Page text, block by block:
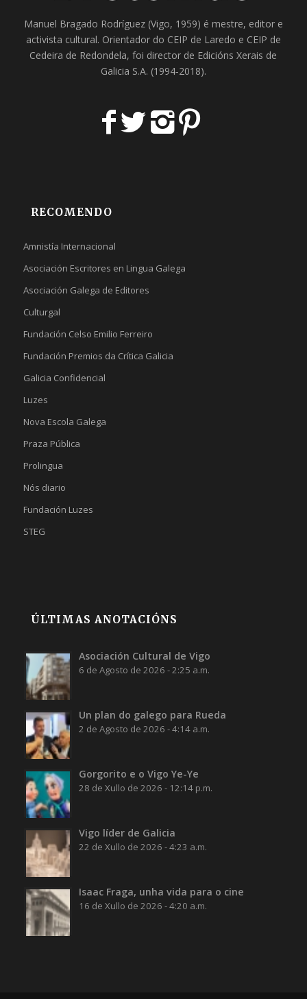
Manuel Bragado Rodríguez (Vigo, 1959) é mestre, editor e
activista cultural. Orientador do CEIP de Laredo e CEIP de
Cedeira de Redondela, foi director de Edicións Xerais de
Galicia S.A. (1994-2018).
RECOMENDO
Amnistía Internacional
Asociación Escritores en Lingua Galega
Asociación Galega de Editores
Culturgal
Fundación Celso Emilio Ferreiro
Fundación Premios da Crítica Galicia
Galicia Confidencial
Luzes
Nova Escola Galega
Praza Pública
Prolingua
Nós diario
Fundación Luzes
STEG
ÚLTIMAS ANOTACIÓNS
Asociación Cultural de Vigo
6 de Agosto de 2026 - 2:25 a.m.
Un plan do galego para Rueda
2 de Agosto de 2026 - 4:14 a.m.
Gorgorito e o Vigo Ye-Ye
28 de Xullo de 2026 - 12:14 p.m.
Vigo líder de Galicia
22 de Xullo de 2026 - 4:23 a.m.
Isaac Fraga, unha vida para o cine
16 de Xullo de 2026 - 4:20 a.m.